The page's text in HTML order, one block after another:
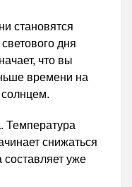
становятся
дня
что вы
времени на
. Температура
снижаться
составляет уже